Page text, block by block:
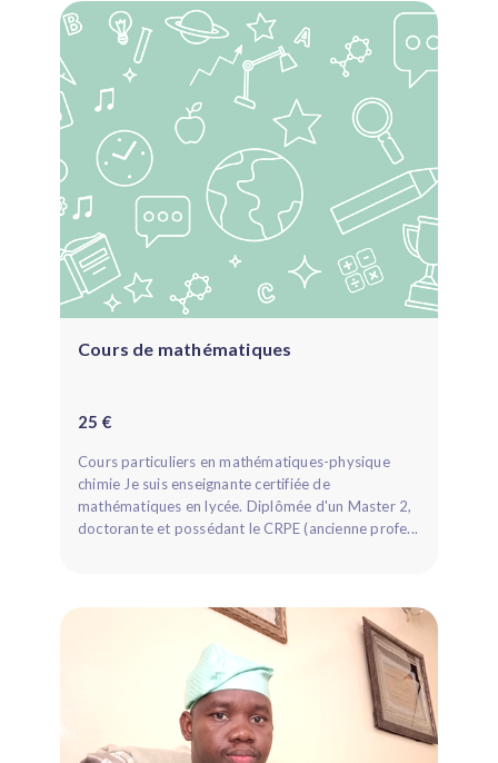
Cours de mathématiques
25 €
Cours particuliers en mathématiques-physique
chimie Je suis enseignante certifiée de
mathématiques en lycée. Diplômée d'un Master 2,
doctorante et possédant le CRPE (ancienne profe...